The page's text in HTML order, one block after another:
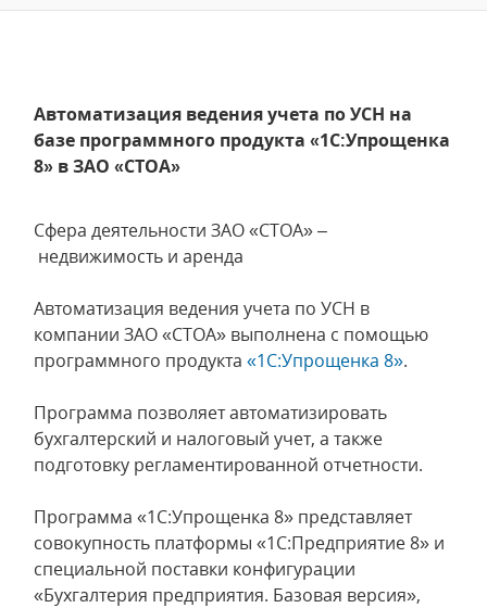
Автоматизация ведения учета по УСН на
базе программного продукта «1С:Упрощенка
8» в ЗАО «СТОА»
Сфера деятельности ЗАО «СТОА» –
недвижимость и аренда
Автоматизация ведения учета по УСН в
компании ЗАО «СТОА» выполнена с помощью
программного продукта «1С:Упрощенка 8».
Программа позволяет автоматизировать
бухгалтерский и налоговый учет, а также
подготовку регламентированной отчетности.
Программа «1С:Упрощенка 8» представляет
совокупность платформы «1С:Предприятие 8» и
специальной поставки конфигурации
«Бухгалтерия предприятия. Базовая версия»,